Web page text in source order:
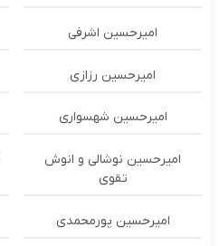
امیرحسین اشرفی
امیرحسین رزازی
امیرحسین شهسواری
امیرحسین نوشالی و انوش
تقوی
امیرحسین پورمحمدی